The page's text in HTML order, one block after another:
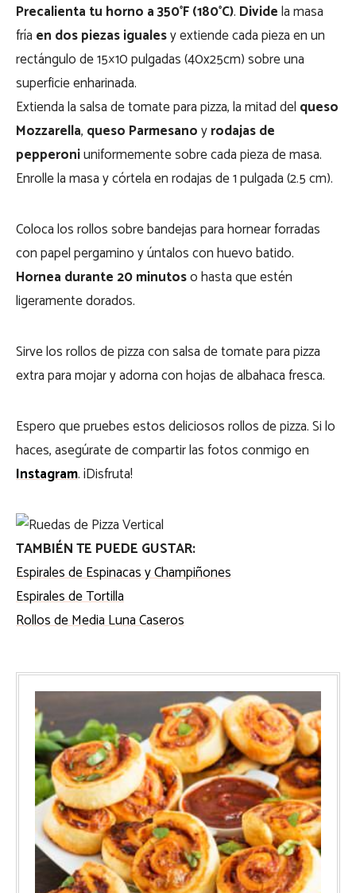
Precalienta tu horno a 350°F (180°C). Dividela masa
fría en dos piezas igualesy extiende cada pieza en un
rectángulo de 15×10 pulgadas (40x25cm) sobre una
superficie enharinada.
Extienda la salsa de tomate para pizza, la mitad del queso
Mozzarella, queso Parmesanoyrodajas de
pepperoniuniformemente sobre cada pieza de masa.
Enrolle la masa y córtela en rodajas de 1 pulgada (2.5 cm).
Coloca los rollos sobre bandejas para hornear forradas
con papel pergamino y úntalos con huevo batido.
Hornea durante 20 minutoso hasta que estén
ligeramente dorados.
Sirve los rollos de pizza con salsa de tomate para pizza
extra para mojar y adorna con hojas de albahaca fresca.
Espero que pruebes estos deliciosos rollos de pizza. Si lo
haces, asegúrate de compartir las fotos conmigo en
Instagram. ¡Disfruta!
TAMBIÉN TE PUEDE GUSTAR:
Espirales de Espinacas y Champiñones
Espirales de Tortilla
Rollos de Media Luna Caseros